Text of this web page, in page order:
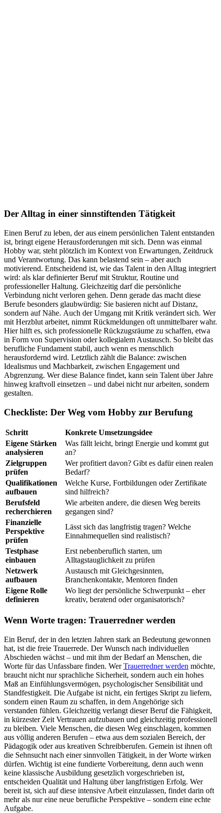
Der Alltag in einer sinnstiftenden Tätigkeit
Einen Beruf zu leben, der aus einem persönlichen Talent entstanden
ist, bringt eigene Herausforderungen mit sich. Denn was einmal
Hobby war, steht plötzlich im Kontext von Erwartungen, Zeitdruck
und Verantwortung. Das kann belastend sein – aber auch
motivierend. Entscheidend ist, wie das Talent in den Alltag integriert
wird: als klar definierter Beruf mit Struktur, Routine und
professioneller Haltung. Gleichzeitig darf die persönliche
Verbindung nicht verloren gehen. Denn gerade das macht diese
Berufe besonders glaubwürdig: Sie basieren nicht auf Distanz,
sondern auf Nähe. Auch der Umgang mit Kritik verändert sich. Wer
mit Herzblut arbeitet, nimmt Rückmeldungen oft unmittelbarer wahr.
Hier hilft es, sich professionelle Rückzugsräume zu schaffen, etwa
in Form von Supervision oder kollegialem Austausch. So bleibt das
berufliche Fundament stabil, auch wenn es menschlich
herausfordernd wird. Letztlich zählt die Balance: zwischen
Idealismus und Machbarkeit, zwischen Engagement und
Abgrenzung. Wer diese Balance findet, kann sein Talent über Jahre
hinweg kraftvoll einsetzen – und dabei nicht nur arbeiten, sondern
gestalten.
Checkliste: Der Weg vom Hobby zur Berufung
Schritt
Konkrete Umsetzungsidee
Eigene Stärken
analysieren
Was fällt leicht, bringt Energie und kommt gut
an?
Zielgruppen
prüfen
Wer profitiert davon? Gibt es dafür einen realen
Bedarf?
Qualifikationen
aufbauen
Welche Kurse, Fortbildungen oder Zertifikate
sind hilfreich?
Berufsfeld
recherchieren
Wie arbeiten andere, die diesen Weg bereits
gegangen sind?
Finanzielle
Perspektive
prüfen
Lässt sich das langfristig tragen? Welche
Einnahmequellen sind realistisch?
Testphase
einbauen
Erst nebenberuflich starten, um
Alltagstauglichkeit zu prüfen
Netzwerk
aufbauen
Austausch mit Gleichgesinnten,
Branchenkontakte, Mentoren finden
Eigene Rolle
definieren
Wo liegt der persönliche Schwerpunkt – eher
kreativ, beratend oder organisatorisch?
Wenn Worte tragen: Trauerredner werden
Ein Beruf, der in den letzten Jahren stark an Bedeutung gewonnen
hat, ist die freie Trauerrede. Der Wunsch nach individuellen
Abschieden wächst – und mit ihm der Bedarf an Menschen, die
Worte für das Unfassbare finden. WerTrauerredner werden möchte,
braucht nicht nur sprachliche Sicherheit, sondern auch ein hohes
Maß an Einfühlungsvermögen, psychologischer Sensibilität und
Standfestigkeit. Die Aufgabe ist nicht, ein fertiges Skript zu liefern,
sondern einen Raum zu schaffen, in dem Angehörige sich
verstanden fühlen. Gleichzeitig verlangt dieser Beruf die Fähigkeit,
in kürzester Zeit Vertrauen aufzubauen und gleichzeitig professionell
zu bleiben. Viele Menschen, die diesen Weg einschlagen, kommen
aus völlig anderen Berufen – etwa aus dem sozialen Bereich, der
Pädagogik oder aus kreativen Schreibberufen. Gemein ist ihnen oft
die Sehnsucht nach einer sinnvollen Tätigkeit, in der Worte wirken
dürfen. Wichtig ist eine fundierte Vorbereitung, denn auch wenn
keine klassische Ausbildung gesetzlich vorgeschrieben ist,
entscheiden Qualität und Haltung über langfristigen Erfolg. Wer
bereit ist, sich auf diese intensive Arbeit einzulassen, findet darin oft
mehr als nur eine neue berufliche Perspektive – sondern eine echte
Aufgabe.